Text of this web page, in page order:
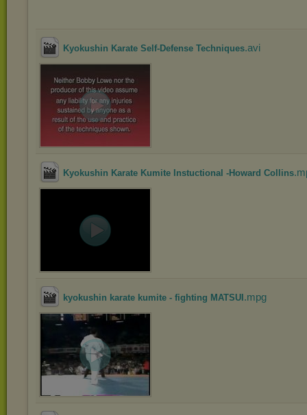
Kyokushin Karate Self-Defense Techniques.avi
Kyokushin Karate Kumite Instuctional -Howard Collins
kyokushin karate kumite - fighting MATSUI .mpg